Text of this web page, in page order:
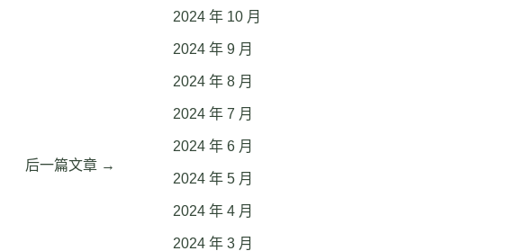
后一篇文章 →
2024 年 10 月
2024 年 9 月
2024 年 8 月
2024 年 7 月
2024 年 6 月
2024 年 5 月
2024 年 4 月
2024 年 3 月